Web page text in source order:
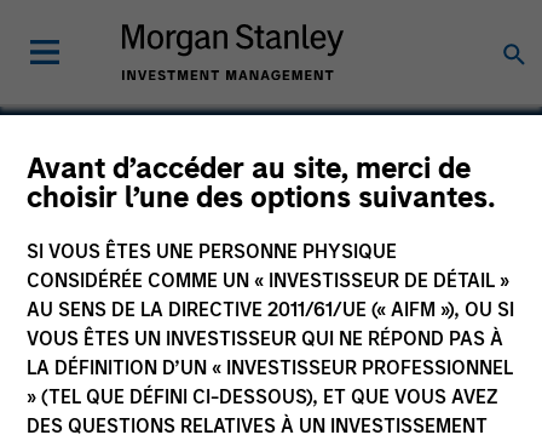
Avant d’accéder au site, merci de
choisir l’une des options suivantes.
SI VOUS ÊTES UNE PERSONNE PHYSIQUE
CONSIDÉRÉE COMME UN « INVESTISSEUR DE DÉTAIL »
AU SENS DE LA DIRECTIVE 2011/61/UE (« AIFM »), OU SI
VOUS ÊTES UN INVESTISSEUR QUI NE RÉPOND PAS À
LA DÉFINITION D’UN « INVESTISSEUR PROFESSIONNEL
» (TEL QUE DÉFINI CI-DESSOUS), ET QUE VOUS AVEZ
DES QUESTIONS RELATIVES À UN INVESTISSEMENT
Life & Bio